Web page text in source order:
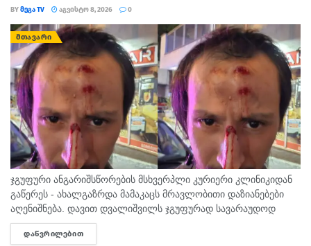
BYᲛᲔᲒᲐ TV ᲐᲒᲕᲘᲡᲢᲝ 8, 2026 0
ᲛᲗᲐᲕᲐᲠᲘ
ჯგუფური ანგარიშსწორების მსხვერპლი კურიერი კლინიკიდან
გაწერეს - ახალგაზრდა მამაკაცს მრავლობითი დაზიანებები
აღენიშნება. დავით დვალიშვილს ჯგუფურად სავარაუდოდ
ხუთამდე მოზარდი გუშინ გაუსწორდა. ჯერ-ჯერობით
თავდამსხმელების დაკავების შესახებ ინფორმაცია არ
ᲓᲐᲬᲕᲠᲘᲚᲔᲑᲘᲗ